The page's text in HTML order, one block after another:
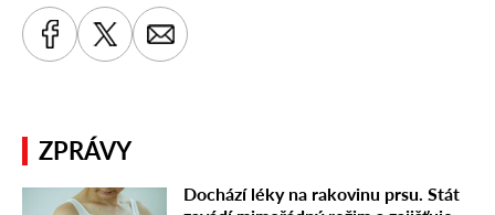
ZPRÁVY
Dochází léky na rakovinu prsu. Stát